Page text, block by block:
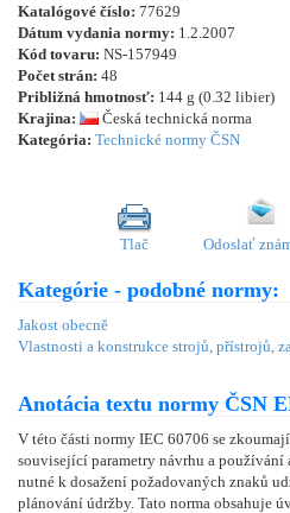
Katalógové číslo: 77629
Dátum vydania normy: 1.2.2007
Kód tovaru: NS-157949
Počet strán: 48
Približná hmotnosť: 144 g (0.32 libier)
Krajina:
Česká technická norma
Kategória: Technické normy ČSN
Tlač Odoslať
Kategórie - podobné normy:
Jakost obecně
Vlastnosti a konstrukce strojů, přístrojů,
Anotácia textu normy ČSN
V této části normy IEC 60706 se
související parametry návrhu a používání
nutné k dosažení požadovaných znaků
plánování údržby. Tato norma obsahuje